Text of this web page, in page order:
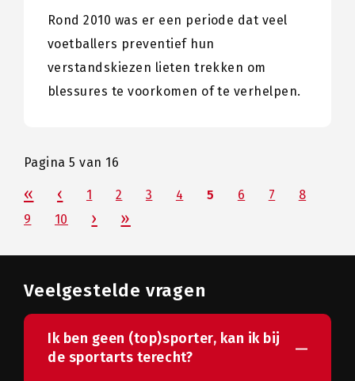
Rond 2010 was er een periode dat veel
voetballers preventief hun
verstandskiezen lieten trekken om
blessures te voorkomen of te verhelpen.
Pagina 5 van 16
1 2 3 4 5 6 7
8
9
10
Veelgestelde vragen
Ik ben geen (top)sporter, kan ik bij
de sportarts terecht?